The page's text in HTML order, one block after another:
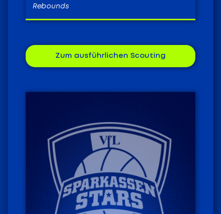
Rebounds
Zum ausführlichen Scouting